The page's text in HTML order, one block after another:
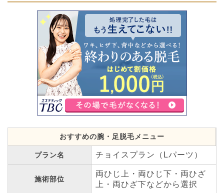
おすすめの腕・足脱毛メニュー
プラン名 チョイスプラン（Lパーツ）
施術部位
両ひじ上・両ひじ下・両ひざ
上・両ひざ下などから選択